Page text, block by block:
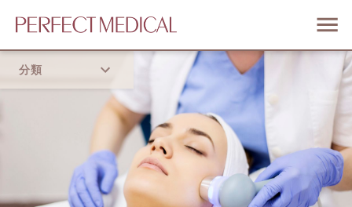
分類